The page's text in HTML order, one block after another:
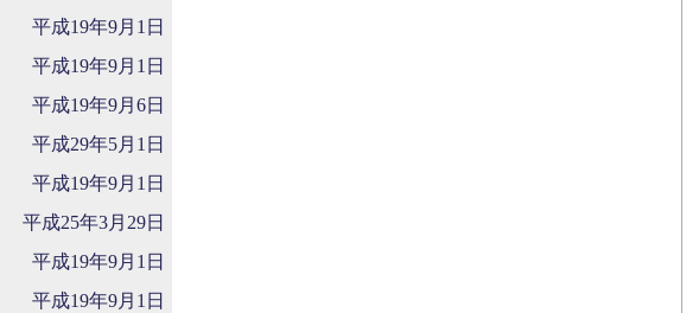
平成19年9月1日
平成19年9月1日
平成19年9月6日
平成29年5月1日
平成19年9月1日
平成25年3月29日
平成19年9月1日
平成19年9月1日